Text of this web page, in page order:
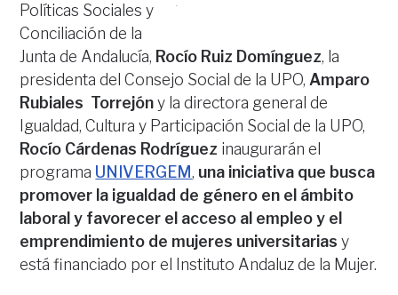
Políticas Sociales y
Conciliación de la
Junta de Andalucía, Rocío Ruiz Domínguez, la
presidenta del Consejo Social de la UPO, Amparo
Rubiales Torrejóny la directora general de
Igualdad, Cultura y Participación Social de la UPO,
Rocío Cárdenas Rodríguez inaugurarán el
programa UNIVERGEM, una iniciativa que busca
promover la igualdad de género en el ámbito
laboral y favorecer el acceso al empleo y el
emprendimiento de mujeres universitarias y
está financiado por el Instituto Andaluz de la Mujer.